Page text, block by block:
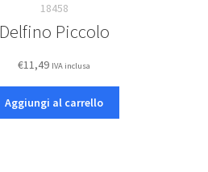
18458
Delfino Piccolo
€11,49 IVA inclusa
Aggiungi al carrello